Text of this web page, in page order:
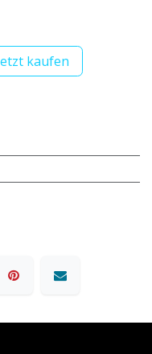
kaufen